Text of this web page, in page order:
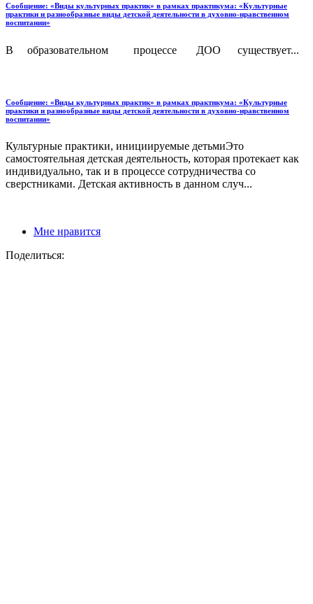
Сообщение: «Виды культурных практик» в рамках практикума: «Культурные
практики и разнообразные виды детской деятельности в духовно-нравственном
воспитании»
В образовательном процессе ДОО существует...
Сообщение: «Виды культурных практик» в рамках практикума: «Культурные
практики и разнообразные виды детской деятельности в духовно-нравственном
воспитании»
Культурные практики, инициируемые детьмиЭто
самостоятельная детская деятельность, которая протекает как
индивидуально, так и в процессе сотрудничества со
сверстниками. Детская активность в данном случ...
Мне нравится
Поделиться: